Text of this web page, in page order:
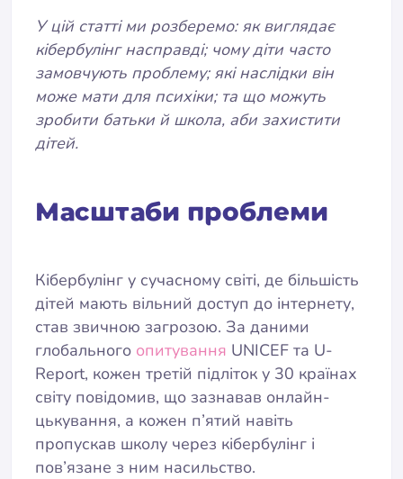
У цій статті ми розберемо: як виглядає
кібербулінг насправді; чому діти часто
замовчують проблему; які наслідки він
може мати для психіки; та що можуть
зробити батьки й школа, аби захистити
дітей.
Масштаби проблеми
Кібербулінг у сучасному світі, де більшість
дітей мають вільний доступ до інтернету,
став звичною загрозою. За даними
глобального опитування UNICEF та U-
Report, кожен третій підліток у 30 країнах
світу повідомив, що зазнавав онлайн-
цькування, а кожен п’ятий навіть
пропускав школу через кібербулінг і
пов’язане з ним насильство.